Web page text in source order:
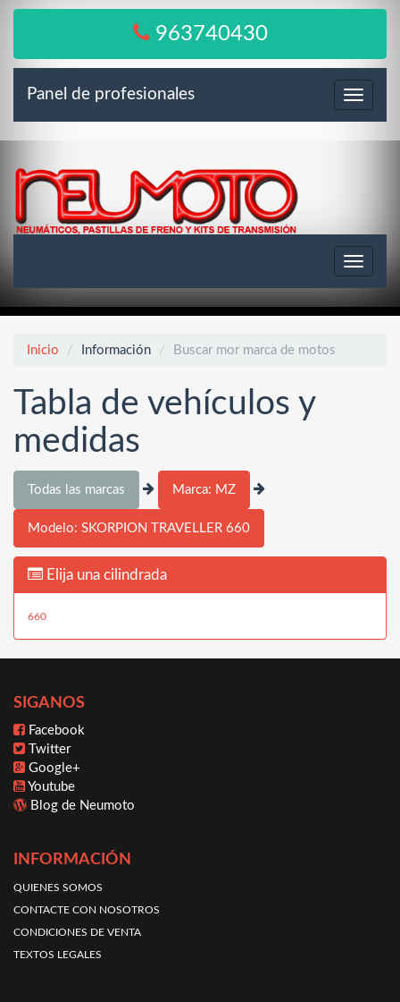
963740430
Menú
Panel de profesionales
Toggle
Inicio Información Buscar mor marca de motos
Tabla de vehículos y
medidas
Todas las marcas Marca: MZ
Modelo: SKORPION TRAVELLER 660
Elija una cilindrada
660
SIGANOS
Facebook
Twitter
Google+
Youtube
Blog de Neumoto
INFORMACIÓN
QUIENES SOMOS
CONTACTE CON NOSOTROS
CONDICIONES DE VENTA
TEXTOS LEGALES